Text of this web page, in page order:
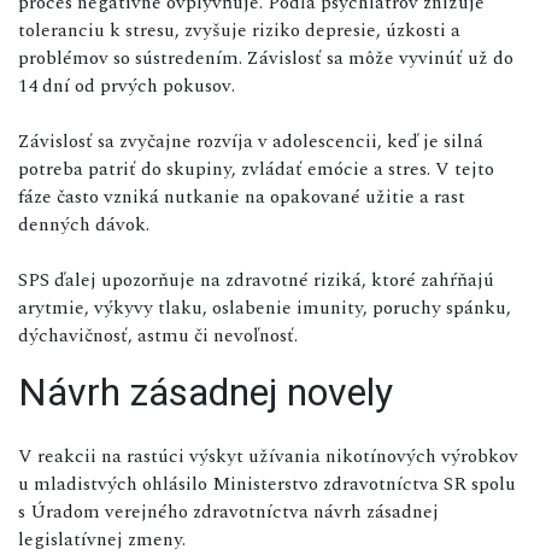
toleranciu k stresu, zvyšuje riziko depresie, úzkosti a
problémov so sústredením. Závislosť sa môže vyvinúť už do
14 dní od prvých pokusov.
Závislosť sa zvyčajne rozvíja v adolescencii, keď je silná
potreba patriť do skupiny, zvládať emócie a stres. V tejto
fáze často vzniká nutkanie na opakované užitie a rast
denných dávok.
SPS ďalej upozorňuje na zdravotné riziká, ktoré zahŕňajú
arytmie, výkyvy tlaku, oslabenie imunity, poruchy spánku,
dýchavičnosť, astmu či nevoľnosť.
Návrh zásadnej novely
V reakcii na rastúci výskyt užívania nikotínových výrobkov
u mladistvých ohlásilo Ministerstvo zdravotníctva SR spolu
s Úradom verejného zdravotníctva návrh zásadnej
legislatívnej zmeny.